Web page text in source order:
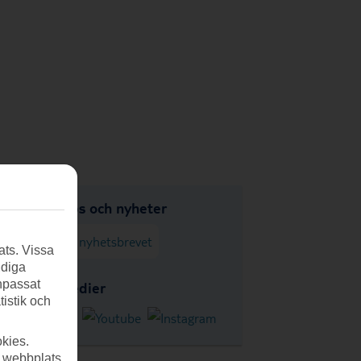
tips och nyheter
på nyhetsbrevet
i sociala medier
Vissa
och
webbplats